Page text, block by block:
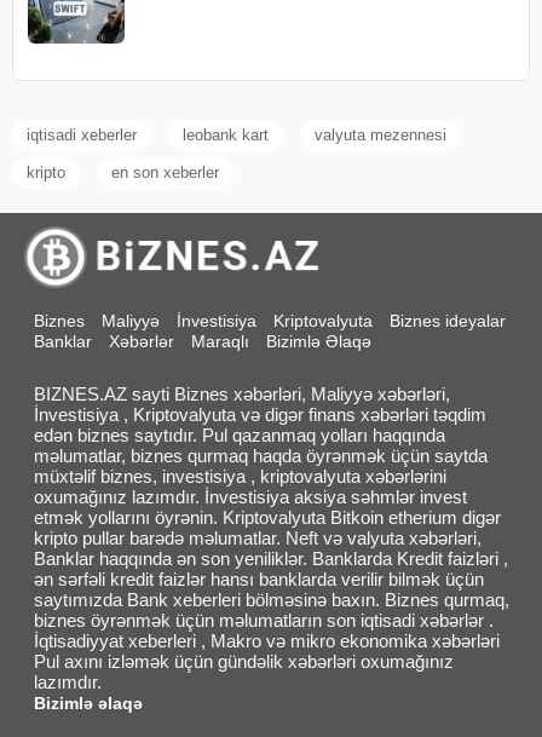
iqtisadi xeberler leobank kart valyuta mezennesi
kripto en son xeberler
Biznes Maliyyə İnvestisiya Kriptovalyuta
Biznes ideyalar
Banklar
Xəbərlər Maraqlı Bizimlə Əlaqə
BIZNES.AZ sayti Biznes xəbərləri, Maliyyə xəbərləri,
İnvestisiya , Kriptovalyuta və digər finans xəbərləri təqdim
edən biznes saytıdır. Pul qazanmaq yolları haqqında
məlumatlar, biznes qurmaq haqda öyrənmək üçün saytda
müxtəlif biznes, investisiya , kriptovalyuta xəbərlərini
oxumağınız lazımdır. İnvestisiya aksiya səhmlər invest
etmək yollarını öyrənin. Kriptovalyuta Bitkoin etherium digər
kripto pullar barədə məlumatlar. Neft və valyuta xəbərləri,
Banklar haqqında ən son yeniliklər. Banklarda Kredit faizləri ,
ən sərfəli kredit faizlər hansı banklarda verilir bilmək üçün
saytımızda Bank xeberleri bölməsinə baxın. Biznes qurmaq,
biznes öyrənmək üçün məlumatların son iqtisadi xəbərlər .
İqtisadiyyat xeberleri , Makro və mikro ekonomika xəbərləri
Pul axını izləmək üçün gündəlik xəbərləri oxumağınız
lazımdır.
Bizimlə əlaqə